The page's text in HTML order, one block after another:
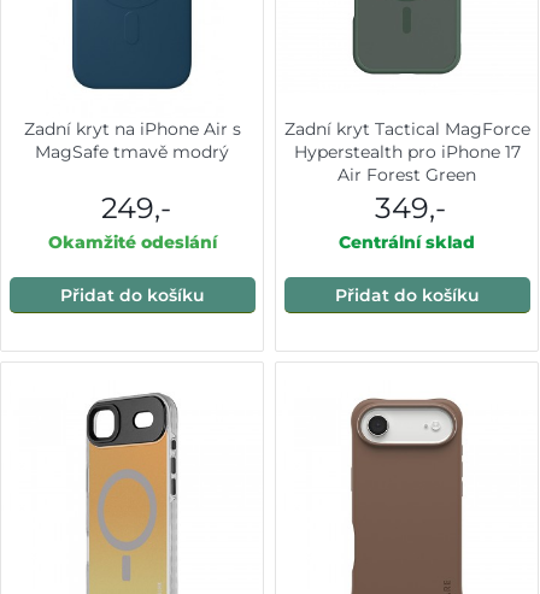
Zadní kryt na iPhone Air s
MagSafe tmavě modrý
249,-
Okamžité odeslání
Přidat do košíku
Zadní kryt Tactical MagForce
Hyperstealth pro iPhone 17
Air Forest Green
349,-
Centrální sklad
Přidat do košíku